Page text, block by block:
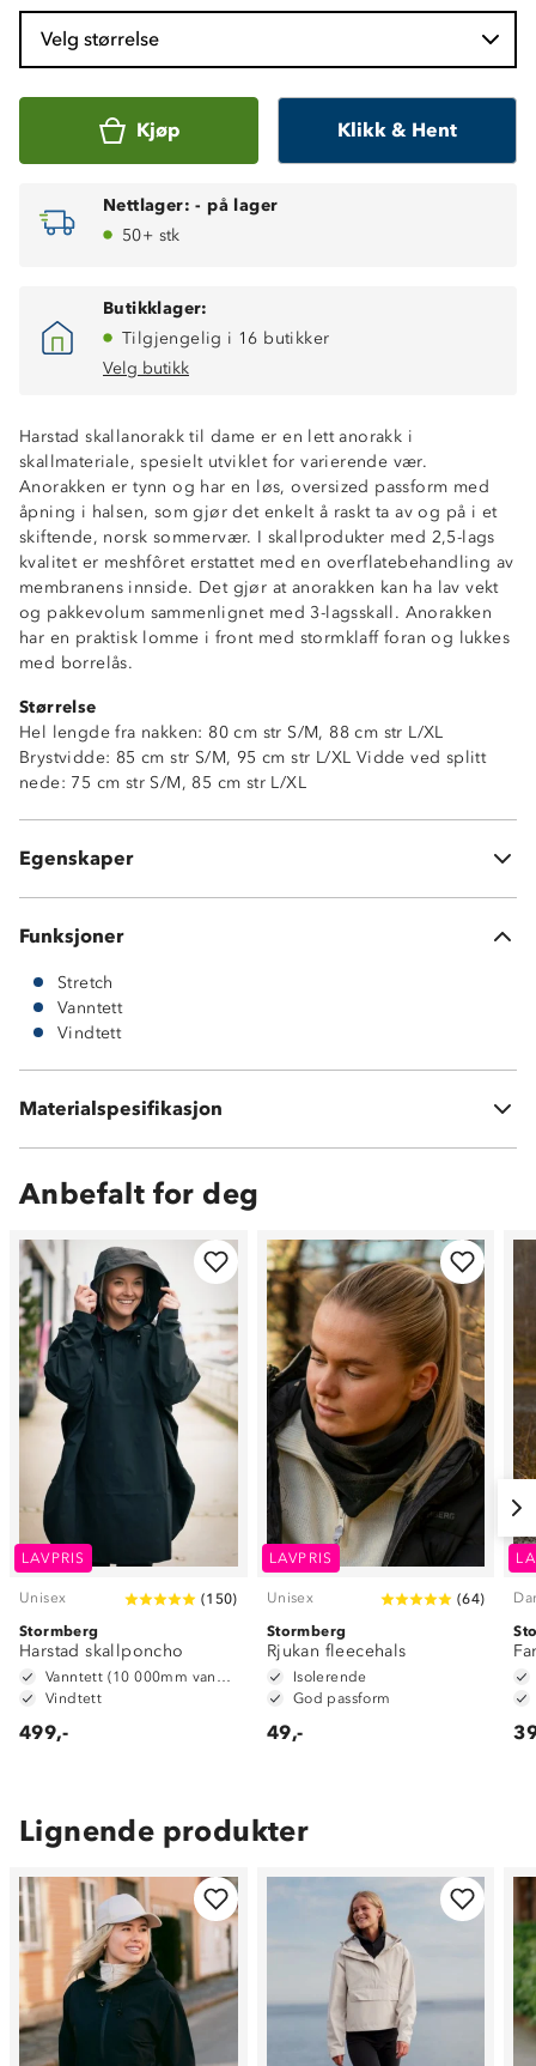
Velg størrelse
Kjøp Klikk & Hent
Nettlager: - på lager
50+ stk
Butikklager:
Tilgjengelig i 16 butikker
Velg butikk
Harstad skallanorakk til dame er en lett anorakk i
skallmateriale, spesielt utviklet for varierende vær.
Anorakken er tynn og har en løs, oversized passform med
åpning i halsen, som gjør det enkelt å raskt ta av og på i et
skiftende, norsk sommervær. I skallprodukter med 2,5-lags
kvalitet er meshfôret erstattet med en overflatebehandling av
membranens innside. Det gjør at anorakken kan ha lav vekt
og pakkevolum sammenlignet med 3-lagsskall. Anorakken
har en praktisk lomme i front med stormklaff foran og lukkes
med borrelås.
Størrelse
Hel lengde fra nakken: 80 cm str S/M, 88 cm str L/XL
Brystvidde: 85 cm str S/M, 95 cm str L/XL Vidde ved splitt
nede: 75 cm str S/M, 85 cm str L/XL
Egenskaper
Vanntett (10 000mm vannsøyle)
Vindtett
2-veisstretch
Lomme i front med stormklaff og borrelås
Borrelåsstramming i ermeåpningene
Fast hette med strikkjustering
2,5 lags skallkvalitet
Funksjoner
Stretch
Vanntett
Vindtett
Materialspesifikasjon
100 % polyester
Anbefalt for deg
LAVPRIS
Unisex (150)
Stormberg
Harstad skallponcho
Vindtett
499,-
LAVPRIS
Unisex (64)
Stormberg
Rjukan fleecehals
Isolerende
God passform
49,-
Lignende produkter